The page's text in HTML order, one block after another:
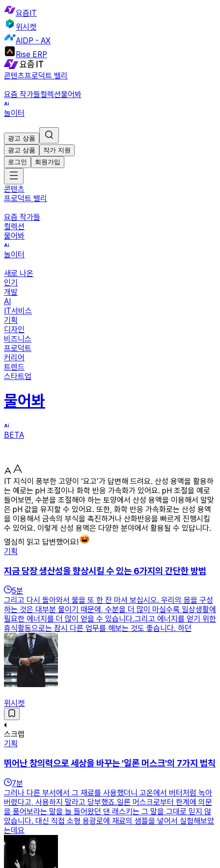
요즘IT
위시켓
AIDP - AX
Rise ERP
콘텐츠프로덕트 밸리
요즘 작가들컬렉션물어봐
놀이터
광고 상품
광고 상품
작가 지원
로그인
회원가입
콘텐츠
프로덕트 밸리
요즘 작가들
컬렉션
물어봐
놀이터
새로 나온
인기
개발
AI
IT서비스
기획
디자인
비즈니스
프로덕트
커리어
트렌드
스타트업
물어봐
BETA
IT 지식이 풍부한 고양이 ‘요고’가 답변해 드려요. 산성 용액을 활용하
는 예로는 pH 조절이나 화학 반응 가속화가 있어요. pH 조절을 예로
들어보면, 수분을 조절해야 하는 토양에서 산성 용액을 이용해서 알맞
은 pH 값을 유지할 수 있어요. 또한, 화학 반응 가속화로는 산성 용액
을 이용해서 금속의 부식을 촉진하거나 산화반응을 빠르게 진행시킬
수 있어요. 이렇게 산성 용액은 다양한 분야에서 활용될 수 있답니다.
열심히 읽고 답변했어요!
기획
지금 당장 생산성을 향상시킬 수 있는 6가지의 간단한 방법
5분
그리고 다시 돌아와서 물을 또 한 잔 마셔 보십시오. 우리의 몸을 구성
하는 것은 대부분 물이기 때문에, 수분을 더 많이 마실수록 일상생활에
필요한 에너지를 더 많이 얻을 수 있습니다.그리고 에너지를 얻기 위한
휴식활동으로는 잠시 다른 업무를 해보는 것도 좋습니다. 하던
위시켓
스크랩
기획
뛰어난 창의력으로 세상을 바꾸는 '일론 머스크'의 7가지 법칙
7분
그러나 다른 부서에서 그 재료를 사용했더니 고온에서 버터처럼 녹아
버렸다고, 사용하지 말라고 당부했죠.일론 머스크로부터 한계에 의문
을 품어보라는 말을 늘 들어왔던 댄 래스키는 그 말을 그대로 믿지 않
았습니다. 대신 직접 소형 용광로에 재료의 샘플을 넣어서 실험해보았
는데요